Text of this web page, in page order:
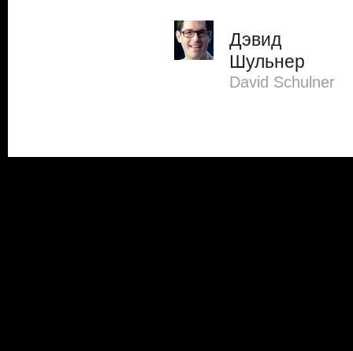
Дэвид
Шульнер
David Schulner